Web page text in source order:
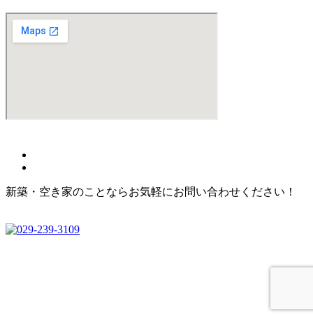
新築・空き家のことならお気軽にお問い合わせください！